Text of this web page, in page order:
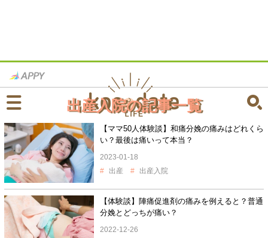
出産入院の記事一覧
【ママ50人体験談】和痛分娩の痛みはどれくら
い？最後は痛いって本当？
2023-01-18
出産
出産入院
【体験談】陣痛促進剤の痛みを例えると？普通
分娩とどっちが痛い？
2022-12-26